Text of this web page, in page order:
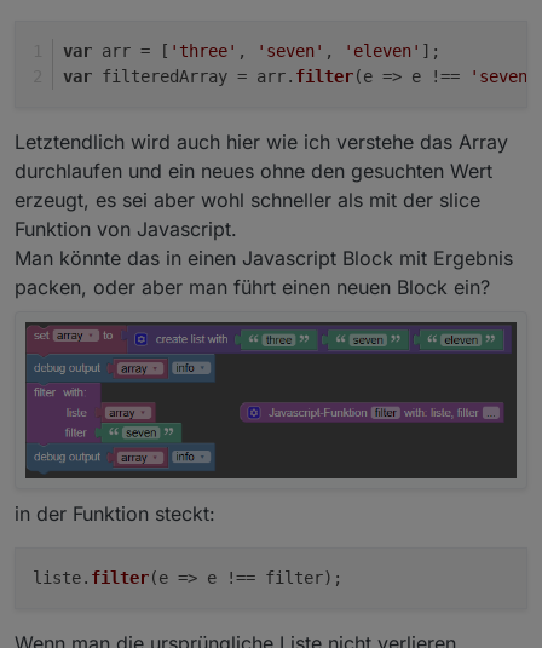
var arr = [ 'three' , 'seven' , 'eleven' ];
var filteredArray = arr. filter(e => e !== 'seven'
Letztendlich wird auch hier wie ich verstehe das Array
durchlaufen und ein neues ohne den gesuchten Wert
erzeugt, es sei aber wohl schneller als mit der slice
Funktion von Javascript.
Man könnte das in einen Javascript Block mit Ergebnis
packen, oder aber man führt einen neuen Block ein?
in der Funktion steckt:
liste. filter(e => e !== filter);
Wenn man die ursprüngliche Liste nicht verlieren